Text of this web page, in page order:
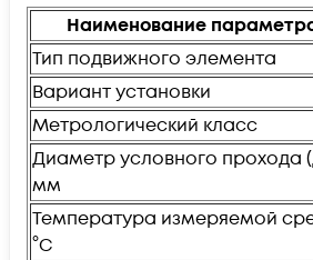
Наименование
Тип подвижного элемента
Вариант установки
Метрологический класс
Диаметр условного прохода
мм
Температура измеряемой
°C